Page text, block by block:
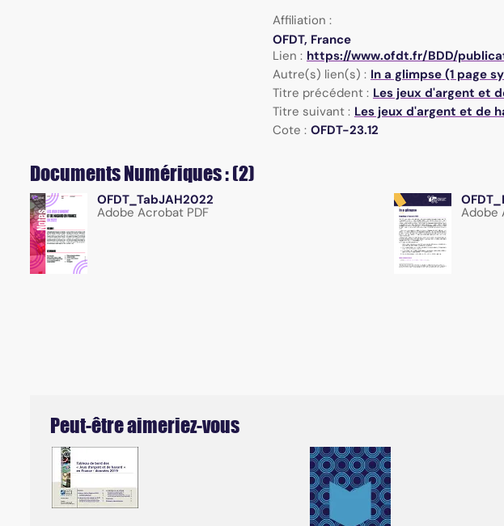
Affiliation :
OFDT, France
Lien : https://www.ofdt.fr/BDD/
Autre(s) lien(s) : In a glimpse (1 page
Titre précédent : Les jeux d'argent et
Titre suivant : Les jeux d'argent et de
Cote : OFDT-23.12
Documents Numériques : (2)
OFDT_TabJAH2022
Adobe Acrobat PDF
Adobe
Peut-être aimeriez-vous